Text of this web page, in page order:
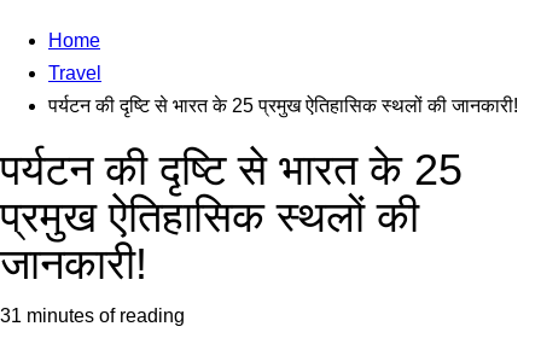
Home
Travel
पर्यटन की दृष्टि से भारत के 25 प्रमुख ऐतिहासिक स्थलों की जानकारी!
पर्यटन की दृष्टि से भारत के 25
प्रमुख ऐतिहासिक स्थलों की
जानकारी!
31 minutes of reading